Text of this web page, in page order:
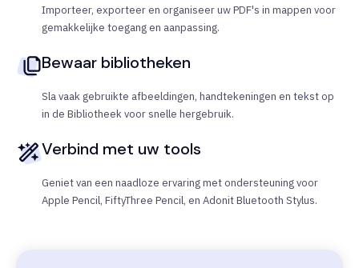
Importeer, exporteer en organiseer uw PDF's in mappen voor
gemakkelijke toegang en aanpassing.
Bewaar bibliotheken
Sla vaak gebruikte afbeeldingen, handtekeningen en tekst op
in de Bibliotheek voor snelle hergebruik.
Verbind met uw tools
Geniet van een naadloze ervaring met ondersteuning voor
Apple Pencil, FiftyThree Pencil, en Adonit Bluetooth Stylus.